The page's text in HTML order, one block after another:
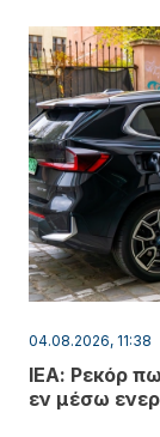
04.08.2026, 11:38
ΙΕΑ: Ρεκόρ
εν μέσω